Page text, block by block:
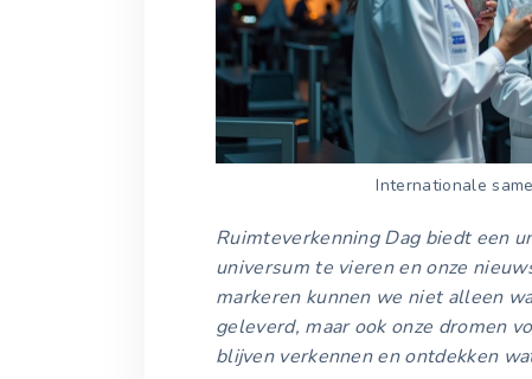
Internationale
Ruimteverkenning Dag biedt een
universum te vieren en onze
markeren kunnen we niet alleen
geleverd, maar ook onze dromen
blijven verkennen en ontdekken